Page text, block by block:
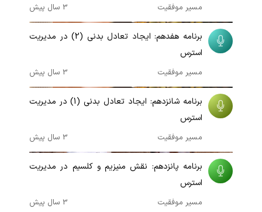
مسیر موفقیت 3 سال پیش 00:09:57
برنامه هفدهم: ایجاد تعادل بدنی (2) در مدیریت
استرس
مسیر موفقیت 3 سال پیش 00:07:21
برنامه شانزدهم: ایجاد تعادل بدنی (1) در مدیریت
استرس
مسیر موفقیت 3 سال پیش 00:08:36
برنامه پانزدهم: نقش منیزیم و کلسیم در مدیریت
استرس
مسیر موفقیت 3 سال پیش 00:09:57